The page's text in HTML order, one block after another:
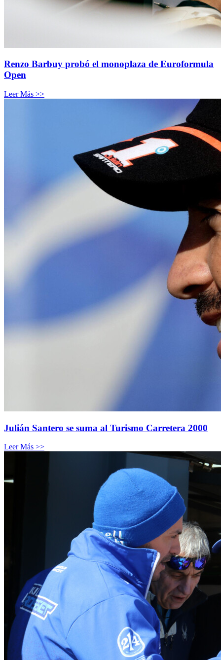
Renzo Barbuy probó el monoplaza de Euroformula
Open
Leer Más >>
Julián Santero se suma al Turismo Carretera 2000
Leer Más >>